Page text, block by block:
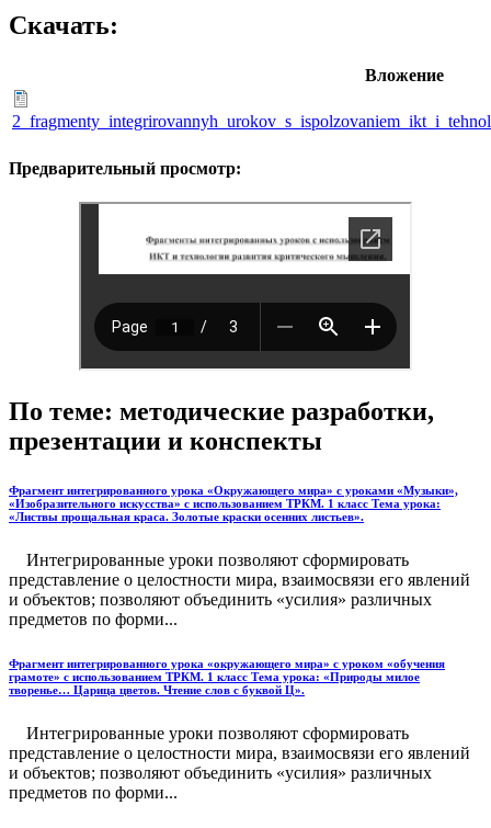
Скачать:
Вложение
Предварительный просмотр:
По теме: методические разработки,
презентации и конспекты
Фрагмент интегрированного урока «Окружающего мира» с уроками «Музыки»,
«Изобразительного искусства» с использованием ТРКМ. 1 класс Тема урока:
«Листвы прощальная краса. Золотые краски осенних листьев».
Интегрированные уроки позволяют сформировать
представление о целостности мира, взаимосвязи его явлений
и объектов; позволяют объединить «усилия» различных
предметов по форми...
Фрагмент интегрированного урока «окружающего мира» с уроком «обучения
грамоте» с использованием ТРКМ. 1 класс Тема урока: «Природы милое
творенье… Царица цветов. Чтение слов с буквой Ц».
Интегрированные уроки позволяют сформировать
представление о целостности мира, взаимосвязи его явлений
и объектов; позволяют объединить «усилия» различных
предметов по форми...